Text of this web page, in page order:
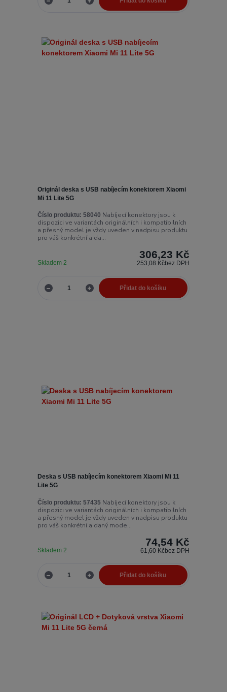
Originál deska s USB nabíjecím konektorem Xiaomi
Mi 11 Lite 5G
Číslo produktu: 58040 Nabíjecí konektory jsou k
dispozici ve variantách originálních i kompatibilních
a přesný model je vždy uveden v nadpisu produktu
pro váš konkrétní a da...
306,23 Kč
253,08 Kčbez DPH
Skladem 2
Přidat do košíku
Deska s USB nabíjecím konektorem Xiaomi Mi 11
Lite 5G
Číslo produktu: 57435 Nabíjecí konektory jsou k
dispozici ve variantách originálních i kompatibilních
a přesný model je vždy uveden v nadpisu produktu
pro váš konkrétní a daný mode...
74,54 Kč
61,60 Kčbez DPH
Skladem 2
Přidat do košíku